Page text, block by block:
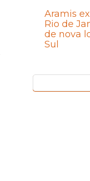
Aramis
Rio de
de nova
Sul